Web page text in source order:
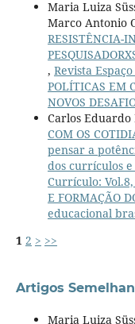
Maria Luiza
Marco Antonio
RESISTÊNCIA-
, Revista
POLÍTICAS EM
NOVOS
Carlos Eduardo
COM OS
pensar a
dos currículos
Currículo: Vol.8,
E FORMAÇÃO
educacional
1 2 > >>
Artigos
Maria Luiza